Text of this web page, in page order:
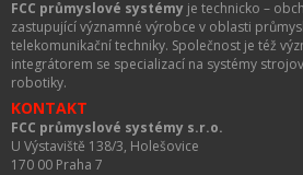
FCC průmyslové systémy je technicko –
zastupující významné výrobce v oblasti
telekomunikační techniky. Společnost je též
integrátorem se specializací na systémy
robotiky.
KONTAKT
FCC průmyslové systémy s.r.o.
U Výstaviště 138/3, Holešovice
170 00 Praha 7